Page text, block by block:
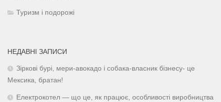
Туризм і подорожі
НЕДАВНІ ЗАПИСИ
Зіркові бурі, мери-авокадо і собака-власник бізнесу- це
Мексика, братан!
Електрокотел — що це, як працює, особливості виробництва